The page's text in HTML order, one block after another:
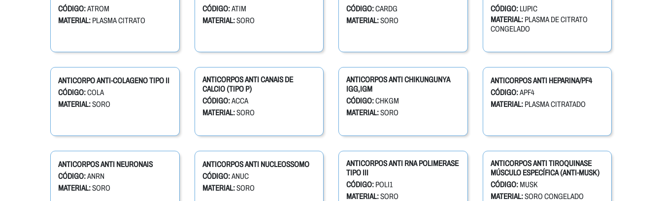
CÓDIGO:ATROM
MATERIAL: PLASMA CITRATO
CÓDIGO:ATIM
MATERIAL:SORO
CÓDIGO:CARDG
MATERIAL:SORO
CÓDIGO: LUPIC
MATERIAL:PLASMA DE CITRATO
CONGELADO
ANTICORPO ANTI-COLAGENO TIPO II
CÓDIGO:COLA
MATERIAL:SORO
ANTICORPOS ANTI CANAIS DE
CALCIO (TIPO P)
CÓDIGO:ACCA
MATERIAL:SORO
ANTICORPOS ANTI CHIKUNGUNYA
IGG,IGM
CÓDIGO:CHKGM
MATERIAL:SORO
ANTICORPOS ANTI HEPARINA/PF4
CÓDIGO:APF4
MATERIAL:PLASMA CITRATADO
ANTICORPOS ANTI NEURONAIS
CÓDIGO:ANRN
MATERIAL:SORO
ANTICORPOS ANTI NUCLEOSSOMO
CÓDIGO:ANUC
MATERIAL:SORO
ANTICORPOS ANTI RNA POLIMERASE
TIPO III
CÓDIGO: POLI1
MATERIAL:SORO
ANTICORPOS ANTI TIROQUINASE
MÚSCULO ESPECÍFICA (ANTI-MUSK)
CÓDIGO: MUSK
MATERIAL:SORO CONGELADO